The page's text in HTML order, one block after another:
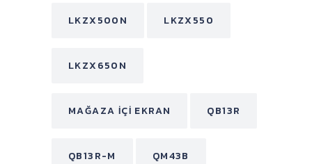
LKZX500N LKZX550
LKZX650N
MAĞAZA İÇI EKRAN QB13R
QB13R-M QM43B